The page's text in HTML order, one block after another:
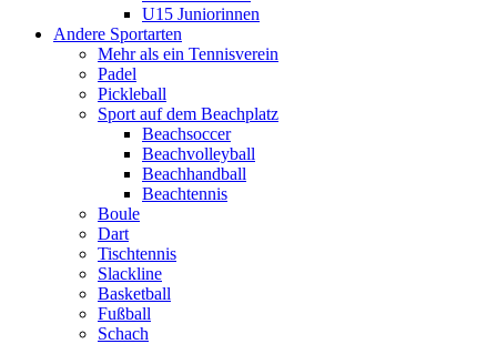
U15 Juniorinnen
Andere Sportarten
Mehr als ein Tennisverein
Padel
Pickleball
Sport auf dem Beachplatz
Beachsoccer
Beachvolleyball
Beachhandball
Beachtennis
Boule
Dart
Tischtennis
Slackline
Basketball
Fußball
Schach